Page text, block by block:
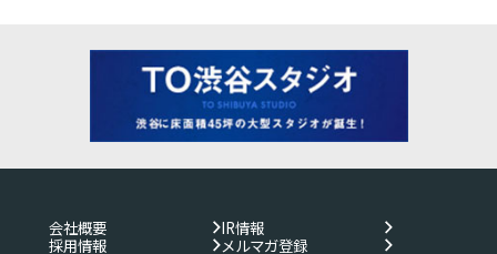
会社概要
IR情報
採用情報
メルマガ登録